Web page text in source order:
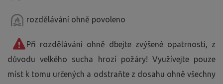
rozdělávání ohně povoleno
Při rozdělávání ohně dbejte zvýšené opatrnosti, z
důvodu velkého sucha hrozí požáry! Využívejte pouze
míst k tomu určených a odstraňte z dosahu ohně všechny